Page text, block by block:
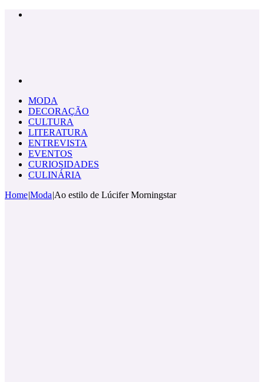
MODA
DECORAÇÃO
CULTURA
LITERATURA
ENTREVISTA
EVENTOS
CURIOSIDADES
CULINÁRIA
Home|Moda|Ao estilo de Lúcifer Morningstar